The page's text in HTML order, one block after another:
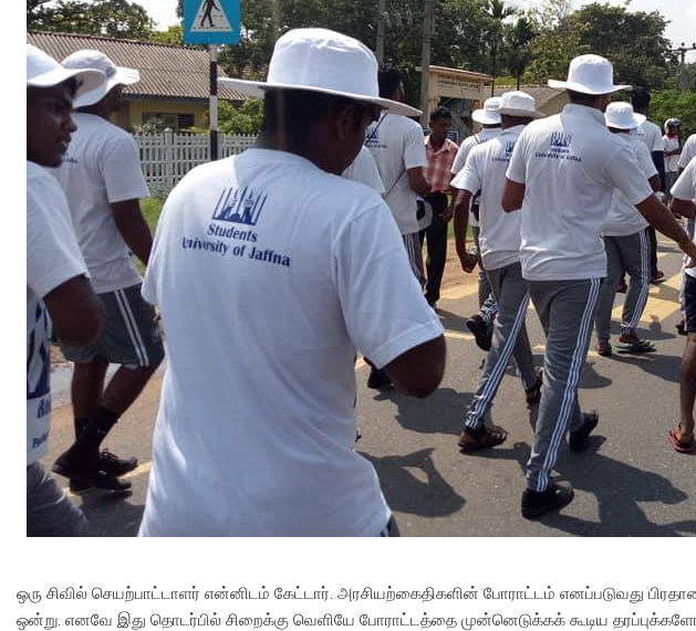
ஒரு சிவில் செயற்பாட்டாளர் என்னிடம் கேட்டார். அரசியற்கைதிகளின் போராட்டம் எனப்படுவது
ஒன்று. எனவே இது தொடர்பில் சிறைக்கு வெளியே போராட்டத்தை முன்னெடுக்கக் கூடிய